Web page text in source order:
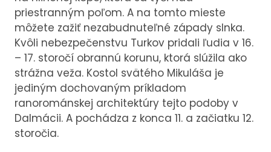
priestranným poľom. A na tomto mieste
môžete zažiť nezabudnuteľné západy slnka.
Kvôli nebezpečenstvu Turkov pridali ľudia v 16.
– 17. storočí obrannú korunu, ktorá slúžila ako
strážna veža. Kostol svätého Mikuláša je
jediným dochovaným príkladom
ranorománskej architektúry tejto podoby v
Dalmácii. A pochádza z konca 11. a začiatku 12.
storočia.